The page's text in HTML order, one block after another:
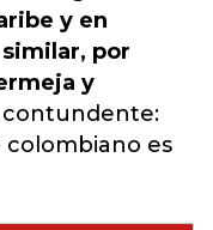
y en
por
y
contundente:
es